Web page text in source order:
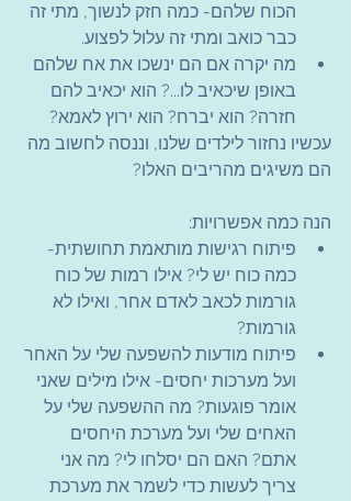
הכוח שלהם- כמה חזק לנשוך, מתי זה
כבר כואב ומתי זה עלול לפצוע.
מה יקרה אם הם ינשכו את אח שלהם
באופן שיכאיב לו...? הוא יכאיב להם
חזרה? הוא יברח? הוא ירוץ לאמא?
עכשיו נחזור לילדים שלנו, וננסה לחשוב מה
הם משיגים מהריבים האלו?
הנה כמה אפשרויות:
פיתוח רגישות מותאמת תחושתית-
כמה כוח יש לי? אילו רמות של כוח
גורמות לכאב לאדם אחר, ואילו לא
גורמות?
פיתוח מודעות להשפעה שלי על האחר
ועל מערכות יחסים- אילו מילים שאני
אומר פוגעות? מה ההשפעה שלי על
האחים שלי ועל מערכת היחסים
אתם? האם הם יסלחו לי? מה אני
צריך לעשות כדי לשמר את מערכת